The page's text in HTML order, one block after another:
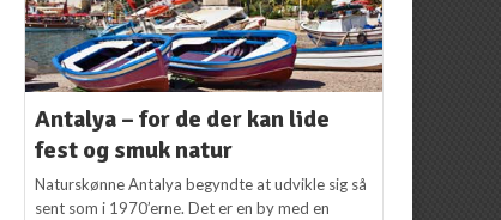
Antalya – for de der kan lide
fest og smuk natur
Naturskønne Antalya begyndte at udvikle sig så
sent som i 1970’erne. Det er en by med en